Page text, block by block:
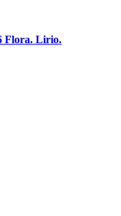
Flora. Lirio.